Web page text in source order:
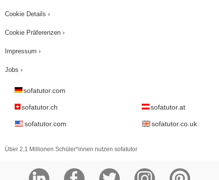
Cookie Details ›
Cookie Präferenzen ›
Impressum ›
Jobs ›
sofatutor.com
sofatutor.ch sofatutor.at
sofatutor.com sofatutor.co.uk
Über 2,1 Millionen Schüler*innen nutzen sofatutor